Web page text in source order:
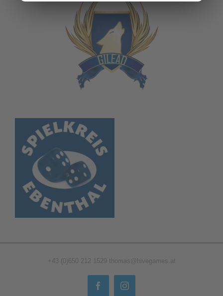
+43 (0)650 212 1529 thomas@hivegames.at
FacebookInstagram